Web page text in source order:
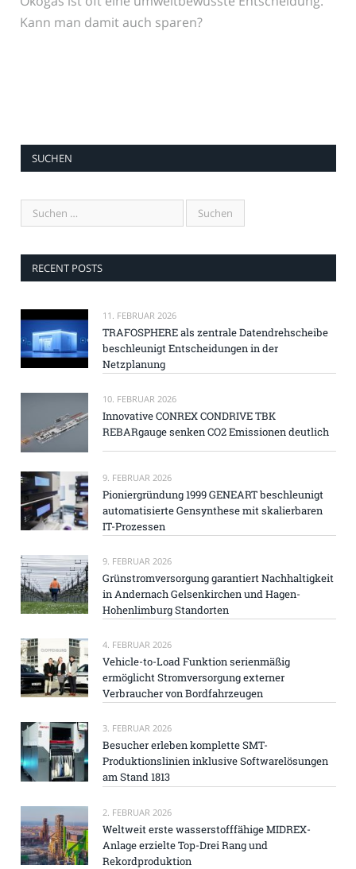
Kann man damit auch sparen?
SUCHEN
RECENT POSTS
11. FEBRUAR 2026
TRAFOSPHERE als zentrale Datendrehscheibe
beschleunigt Entscheidungen in der
Netzplanung
10. FEBRUAR 2026
Innovative CONREX CONDRIVE TBK
REBARgauge senken CO2 Emissionen deutlich
9. FEBRUAR 2026
Pioniergründung 1999 GENEART beschleunigt
automatisierte Gensynthese mit skalierbaren
IT-Prozessen
9. FEBRUAR 2026
Grünstromversorgung garantiert Nachhaltigkeit
in Andernach Gelsenkirchen und Hagen-
Hohenlimburg Standorten
4. FEBRUAR 2026
Vehicle-to-Load Funktion serienmäßig
ermöglicht Stromversorgung externer
Verbraucher von Bordfahrzeugen
3. FEBRUAR 2026
Besucher erleben komplette SMT-
Produktionslinien inklusive Softwarelösungen
am Stand 1813
2. FEBRUAR 2026
Weltweit erste wasserstofffähige MIDREX-
Anlage erzielte Top-Drei Rang und
Rekordproduktion